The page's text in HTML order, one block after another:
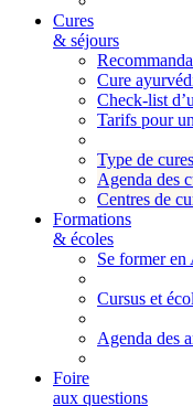
Cures
& séjours
Cure
Check-list
Tarifs pour
Type de
Agenda des
Centres de
Formations
& écoles
Se former en
Cursus et
Agenda des
Foire
aux questions